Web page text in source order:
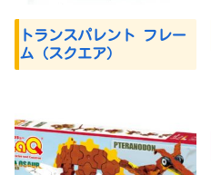
トランスパレント フレー
ム（スクエア）